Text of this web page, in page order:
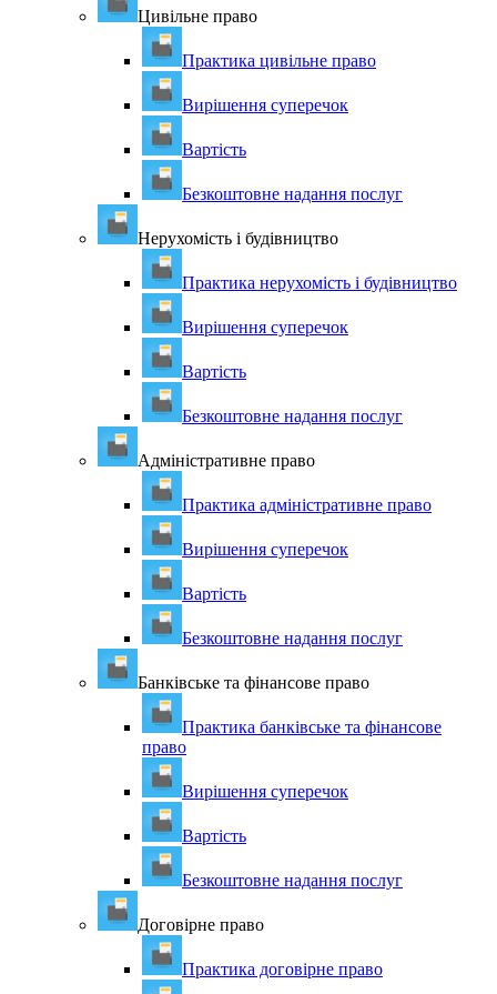
Цивільне право
Практика цивільне право
Вирішення суперечок
Вартість
Безкоштовне надання послуг
Нерухомість і будівництво
Практика нерухомість і будівництво
Вирішення суперечок
Вартість
Безкоштовне надання послуг
Адміністративне право
Практика адміністративне право
Вирішення суперечок
Вартість
Безкоштовне надання послуг
Банківське та фінансове право
Практика банківське та фінансове
право
Вирішення суперечок
Вартість
Безкоштовне надання послуг
Договірне право
Практика договірне право